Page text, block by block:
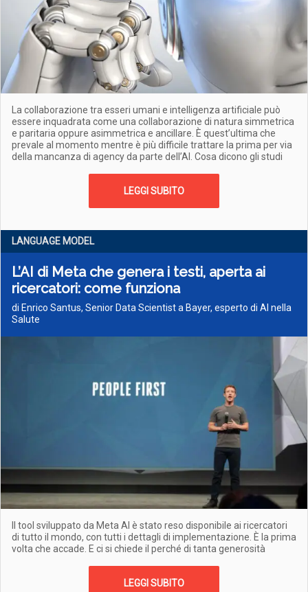
La collaborazione tra esseri umani e intelligenza artificiale può
essere inquadrata come una collaborazione di natura simmetrica
e paritaria oppure asimmetrica e ancillare. È quest’ultima che
prevale al momento mentre è più difficile trattare la prima per via
della mancanza di agency da parte dell’AI. Cosa dicono gli studi
LEGGI SUBITO
LANGUAGE MODEL
L’AI di Meta che genera i testi, aperta ai
ricercatori: come funziona
di Enrico Santus, Senior Data Scientist a Bayer, esperto di AI nella
Salute
Il tool sviluppato da Meta AI è stato reso disponibile ai ricercatori
di tutto il mondo, con tutti i dettagli di implementazione. È la prima
volta che accade. E ci si chiede il perché di tanta generosità
LEGGI SUBITO